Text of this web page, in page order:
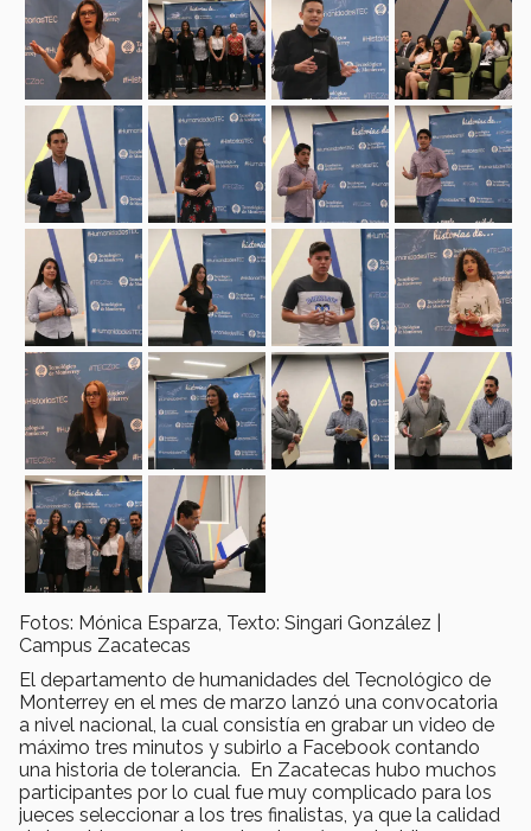
Fotos: Mónica Esparza, Texto: Singari González |
Campus Zacatecas
El departamento de humanidades del Tecnológico de
Monterrey en el mes de marzo lanzó una convocatoria
a nivel nacional, la cual consistía en grabar un video de
máximo tres minutos y subirlo a Facebook contando
una historia de tolerancia. En Zacatecas hubo muchos
participantes por lo cual fue muy complicado para los
jueces seleccionar a los tres finalistas, ya que la calidad